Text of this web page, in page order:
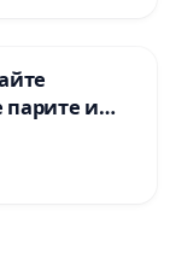
парите и